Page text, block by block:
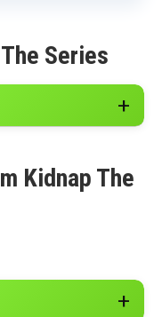
Series
Kidnap The